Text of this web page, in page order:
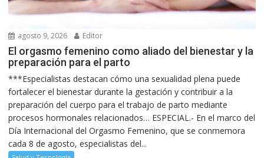
agosto 9, 2026 Editor
El orgasmo femenino como aliado del bienestar y la
preparación para el parto
***Especialistas destacan cómo una sexualidad plena puede
fortalecer el bienestar durante la gestación y contribuir a la
preparación del cuerpo para el trabajo de parto mediante
procesos hormonales relacionados… ESPECIAL.- En el marco del
Día Internacional del Orgasmo Femenino, que se conmemora
cada 8 de agosto, especialistas del...